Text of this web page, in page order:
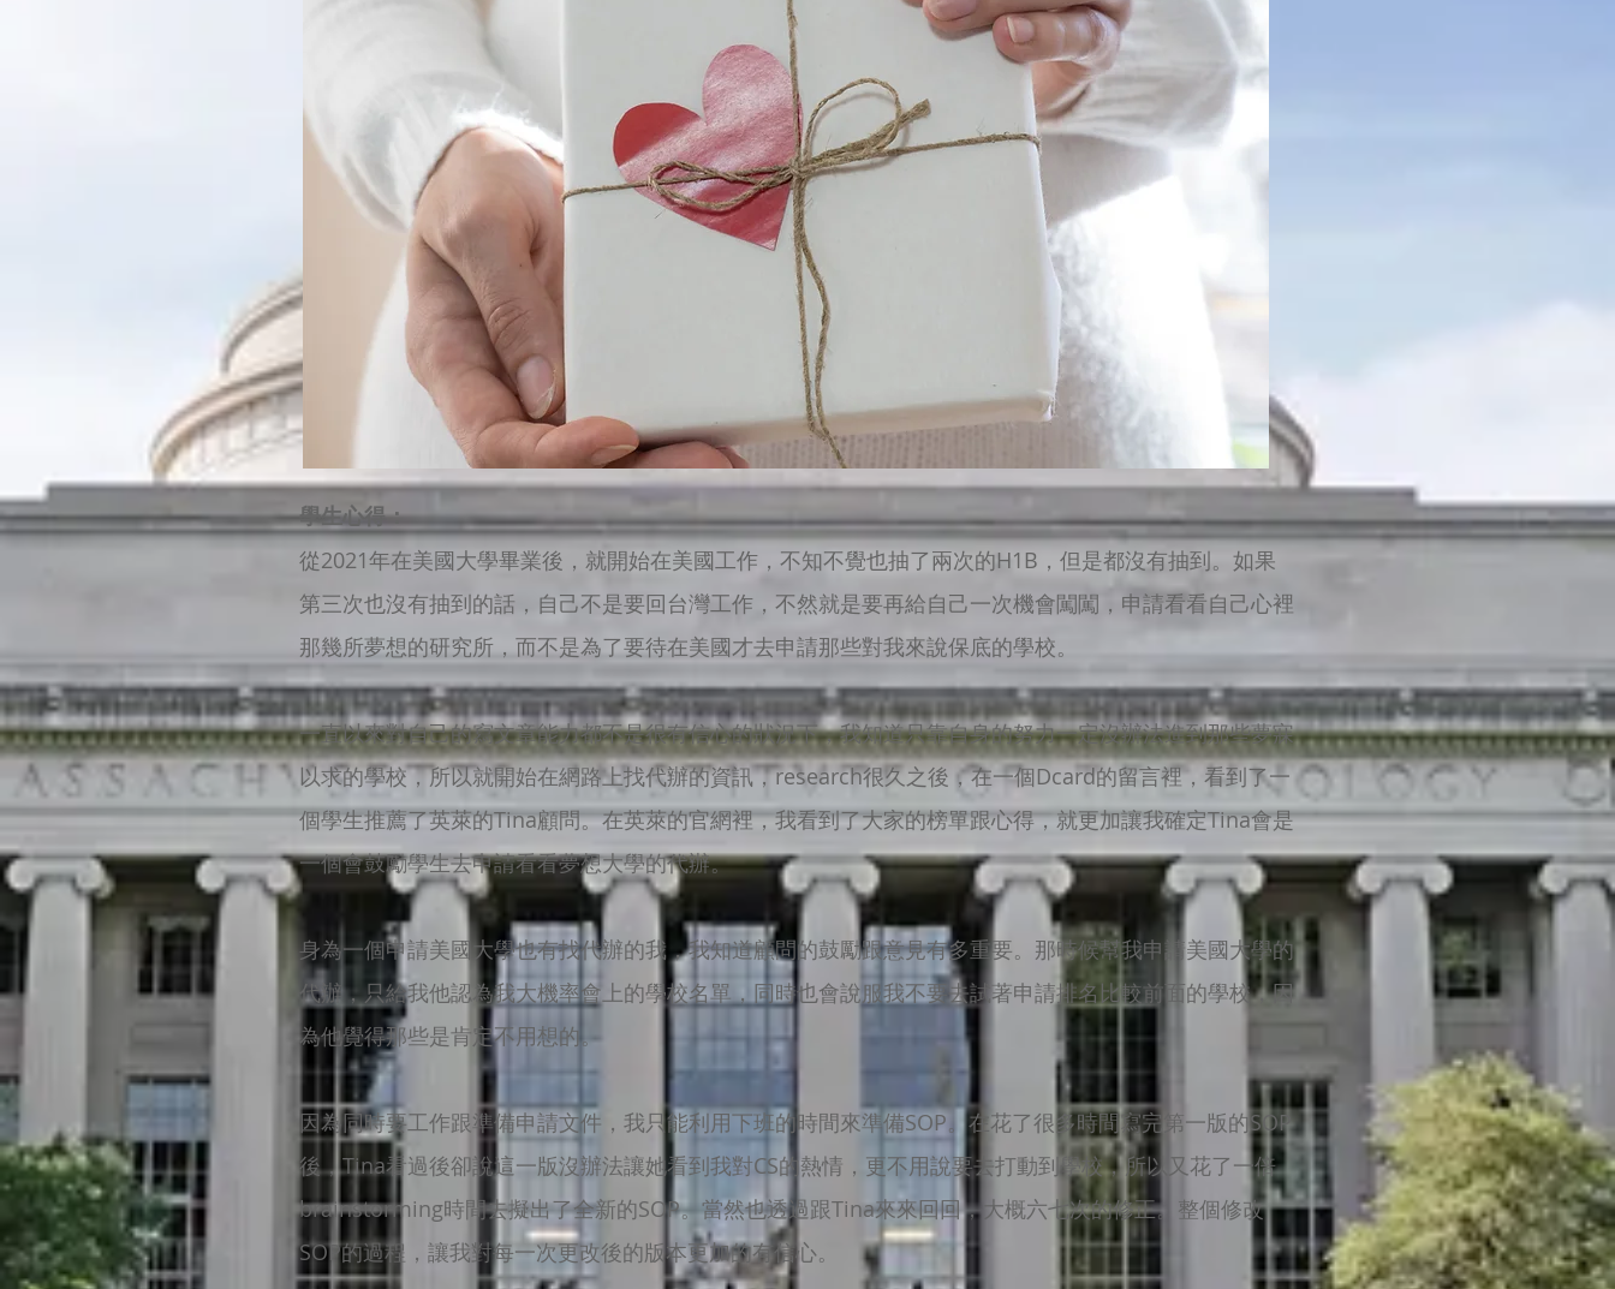
學生心得：
從2021年在美國大學畢業後，就開始在美國工作，不知不覺也抽了兩次的H1B，但是都沒有抽到。如果
第三次也沒有抽到的話，自己不是要回台灣工作，不然就是要再給自己一次機會闖闖，申請看看自己心裡
那幾所夢想的研究所，而不是為了要待在美國才去申請那些對我來說保底的學校。
一直以來對自己的寫文章能力都不是很有信心的狀況下，我知道只靠自身的努力一定沒辦法進到那些夢寐
以求的學校，所以就開始在網路上找代辦的資訊，research很久之後，在一個Dcard的留言裡，看到了一
個學生推薦了英萊的Tina顧問。在英萊的官網裡，我看到了大家的榜單跟心得，就更加讓我確定Tina會是
一個會鼓勵學生去申請看看夢想大學的代辦。
身為一個申請美國大學也有找代辦的我，我知道顧問的鼓勵跟意見有多重要。那時候幫我申請美國大學的
代辦，只給我他認為我大機率會上的學校名單，同時也會說服我不要去試著申請排名比較前面的學校，因
為他覺得那些是肯定不用想的。
因為同時要工作跟準備申請文件，我只能利用下班的時間來準備SOP。在花了很多時間寫完第一版的SOP
後，Tina看過後卻說這一版沒辦法讓她看到我對CS的熱情，更不用說要去打動到學校，所以又花了一倍
brainstorming時間去擬出了全新的SOP。當然也透過跟Tina來來回回，大概六七次的修正。整個修改
SOP的過程，讓我對每一次更改後的版本更加的有信心。